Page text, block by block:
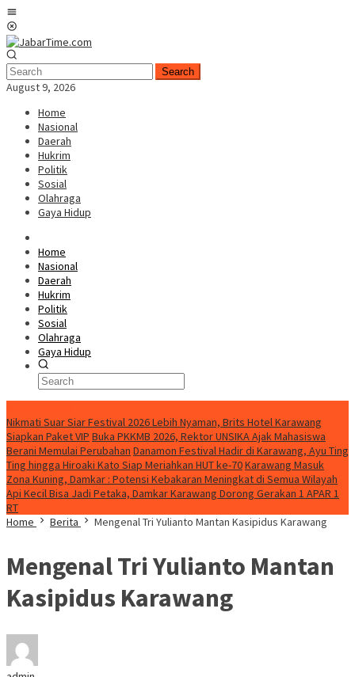
Skip
to
content
Search
August 9, 2026
Home
Nasional
Daerah
Hukrim
Politik
Sosial
Olahraga
Gaya Hidup
Home
Nasional
Daerah
Hukrim
Politik
Sosial
Olahraga
Gaya Hidup
Nikmati Suar Siar Festival 2026 Lebih Nyaman, Brits Hotel Karawang
Siapkan Paket VIP Buka PKKMB 2026, Rektor UNSIKA Ajak Mahasiswa
Berani Memulai Perubahan Danamon Festival Hadir di Karawang, Ayu Ting
Ting hingga Hiroaki Kato Siap Meriahkan HUT ke-70Karawang Masuk
Zona Kuning, Damkar : Potensi Kebakaran Meningkat di Semua Wilayah
Api Kecil Bisa Jadi Petaka, Damkar Karawang Dorong Gerakan 1 APAR 1
RT
Home
Berita Mengenal Tri Yulianto Mantan Kasipidus Karawang
Mengenal Tri Yulianto Mantan
Kasipidus Karawang